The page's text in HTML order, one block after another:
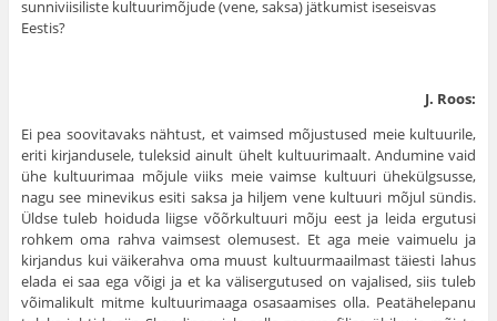
sunniviisiliste kultuurimõjude (vene, saksa) jätkumist iseseisvas
Eestis?
J. Roos:
Ei pea soovitavaks nähtust, et vaimsed mõjustused meie kultuurile,
eriti kirjandusele, tuleksid ainult ühelt kultuurimaalt. Andumine vaid
ühe kultuuri­maa mõjule viiks meie vaimse kultuuri ühekülgsusse,
nagu see minevikus esiti saksa ja hiljem vene kultuuri mõjul sündis.
Üldse tuleb hoiduda liigse võõrkultuuri mõju eest ja leida ergutusi
rohkem oma rahva vaimsest olemusest. Et aga meie vaimuelu ja
kirjandus kui väikerahva oma muust kultuurmaailmast täiesti lahus
elada ei saa ega võigi ja et ka välisergutused on vajalised, siis tuleb
võimalikult mitme kultuurimaaga osasaamises olla. Peatähelepanu